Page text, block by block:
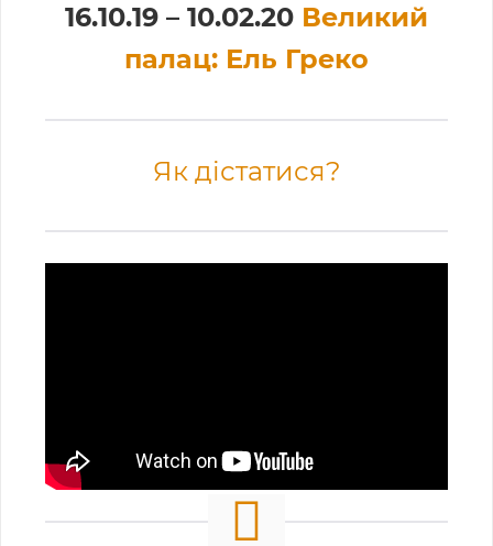
16.10.19 – 10.02.20 Великий
палац: Ель Греко
Як дістатися?